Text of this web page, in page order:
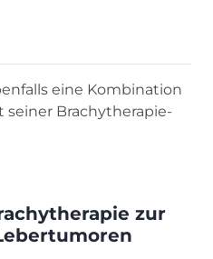
eine Kombination
Brachytherapie-
zur